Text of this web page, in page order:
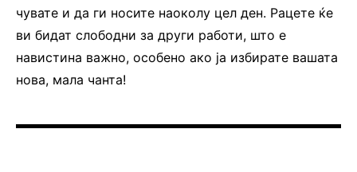
чувате и да ги носите наоколу цел ден. Рацете ќе
ви бидат слободни за други работи, што е
навистина важно, особено ако ја избирате вашата
нова, мала чанта!